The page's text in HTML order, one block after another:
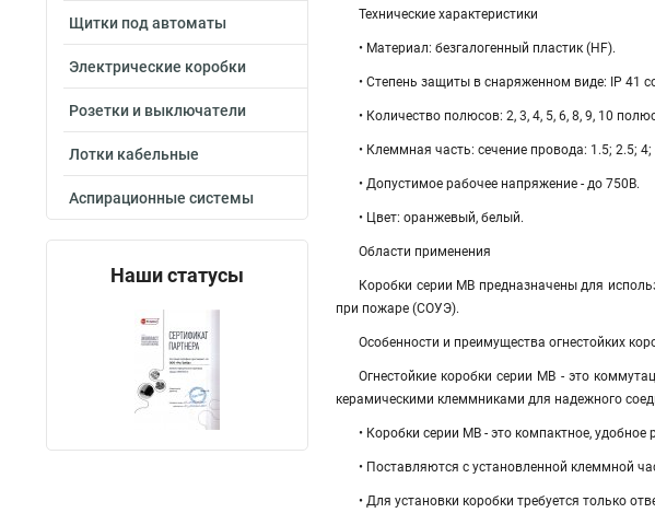
Щитки под автоматы
Электрические коробки
Розетки и выключатели
Лотки кабельные
Аспирационные системы
Наши статусы
Технические характеристики
• Материал: безгалогенный пластик (HF).
• Степень защиты в снаряженном виде: IP 41
• Количество полюсов: 2, 3, 4, 5, 6, 8, 9, 10
• Клеммная часть: cечение провода: 1.5; 2.5;
• Допустимое рабочее напряжение - до 750В.
• Цвет: оранжевый, белый.
Области применения
Коробки серии МВ предназначены для
при пожаре (СОУЭ).
Особенности и преимущества огнестойких
Огнестойкие коробки серии МВ - это
керамическими клеммниками для надежного
• Коробки серии МВ - это компактное, удобное
• Поставляются с установленной клеммной
• Для установки коробки требуется только